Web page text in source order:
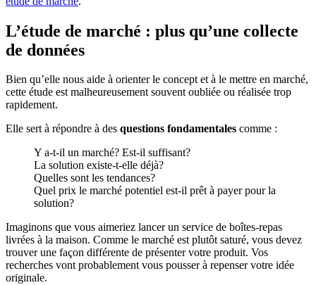
L’étude de marché : plus qu’une collecte
de données
Bien qu’elle nous aide à orienter le concept et à le mettre en marché,
cette étude est malheureusement souvent oubliée ou réalisée trop
rapidement.
Elle sert à répondre à des questions fondamentales comme :
Y a-t-il un marché? Est-il suffisant?
La solution existe-t-elle déjà?
Quelles sont les tendances?
Quel prix le marché potentiel est-il prêt à payer pour la
solution?
Imaginons que vous aimeriez lancer un service de boîtes-repas
livrées à la maison. Comme le marché est plutôt saturé, vous devez
trouver une façon différente de présenter votre produit. Vos
recherches vont probablement vous pousser à repenser votre idée
originale.